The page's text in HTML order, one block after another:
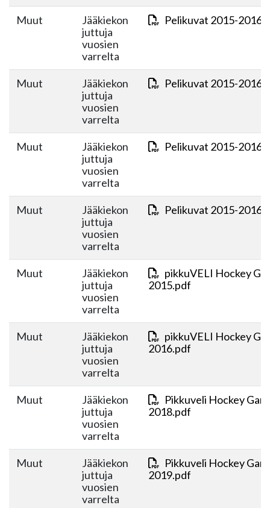
Muut
Jääkiekon
juttuja
vuosien
varrelta
Pelikuvat 2015-2016
Muut
Jääkiekon
juttuja
vuosien
varrelta
Pelikuvat 2015-2016
Muut
Jääkiekon
juttuja
vuosien
varrelta
Pelikuvat 2015-2016
Muut
Jääkiekon
juttuja
vuosien
varrelta
Pelikuvat 2015-2016
Muut
Jääkiekon
juttuja
vuosien
varrelta
pikkuVELI Hockey
2015.pdf
Muut
Jääkiekon
juttuja
vuosien
varrelta
pikkuVELI Hockey
2016.pdf
Muut
Jääkiekon
juttuja
vuosien
varrelta
Pikkuveli Hockey
2018.pdf
Muut
Jääkiekon
juttuja
vuosien
varrelta
Pikkuveli Hockey
2019.pdf